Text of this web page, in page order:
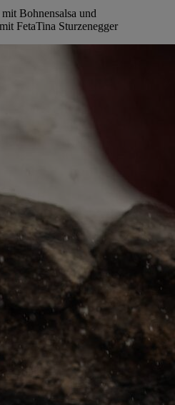
Bohnensalsa und
FetaTina Sturzenegger